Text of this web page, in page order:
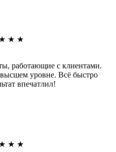
★ ★
работающие с клиентами.
уровне. Всё быстро
впечатлил!
★ ★